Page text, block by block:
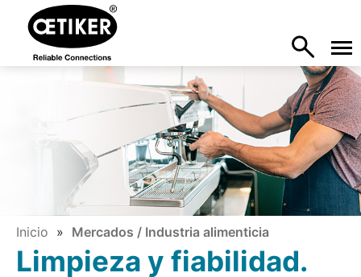
Limpieza y fiabilidad.
Inicio Mercados / Industria alimenticia